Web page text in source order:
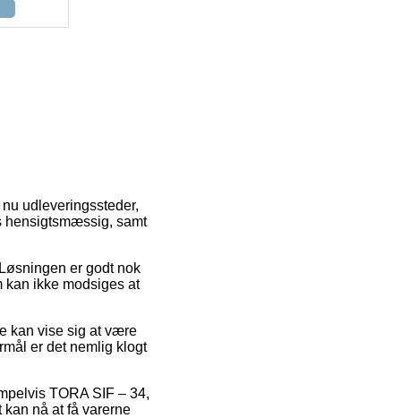
udleveringssteder,
hensigtsmæssig, samt
er godt nok
kan ikke modsiges at
kan vise sig at være
er det nemlig klogt
TORA SIF – 34,
nå at få varerne